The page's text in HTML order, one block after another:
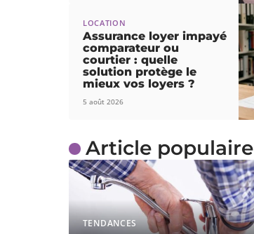
LOCATION
Assurance loyer impayé
comparateur ou
courtier : quelle
solution protège le
mieux vos loyers ?
5 août 2026
Article populaire
TENDANCES